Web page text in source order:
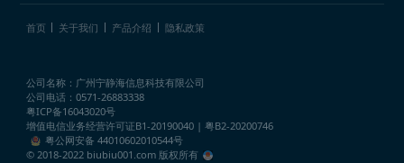
首页 关于我们 产品介绍 隐私政策
公司名称：广州宁静海信息科技有限公司
公司电话：0571-26883338
粤ICP备16043020号
增值电信业务经营许可证B1-20190040 | 粤B2-20200746
粤公网安备 44010602010544号
© 2018-2022 biubiu001.com 版权所有